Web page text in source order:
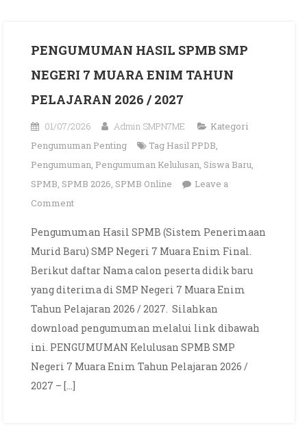
PENGUMUMAN HASIL SPMB SMP
NEGERI 7 MUARA ENIM TAHUN
PELAJARAN 2026 / 2027
01/07/2026 Admin SMPN7ME
Kategori
Pengumuman Penting
Tag Hasil PPDB,
Pengumuman, Pengumuman Kelulusan, Siswa Baru,
SPMB, SPMB 2026, SPMB Online
Leave a
Commenton
HASIL
SPMB
SMP
NEGERI
7
MUARA
ENIM
TAHUN
PELAJARAN
Pengumuman Hasil SPMB (Sistem Penerimaan
Murid Baru) SMP Negeri 7 Muara Enim Final.
Berikut daftar Nama calon peserta didik baru
yang diterima di SMP Negeri 7 Muara Enim
Tahun Pelajaran 2026 / 2027. Silahkan
download pengumuman melalui link dibawah
ini. PENGUMUMAN Kelulusan SPMB SMP
Negeri 7 Muara Enim Tahun Pelajaran 2026 /
2027 – […]